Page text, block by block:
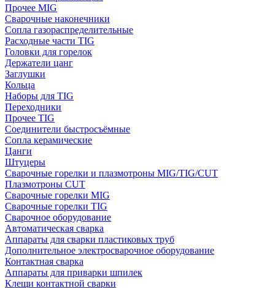
Прочее MIG
Сварочные наконечники
Сопла газораспределительные
Расходные части TIG
Головки для горелок
Держатели цанг
Заглушки
Кольца
Наборы для TIG
Переходники
Прочее TIG
Соединители быстросъёмные
Сопла керамические
Цанги
Штуцеры
Сварочные горелки и плазмотроны MIG/TIG/CUT
Плазмотроны CUT
Сварочные горелки MIG
Сварочные горелки TIG
Сварочное оборудование
Автоматическая сварка
Аппараты для сварки пластиковых труб
Дополнительное электросварочное оборудование
Контактная сварка
Аппараты для приварки шпилек
Клещи контактной сварки